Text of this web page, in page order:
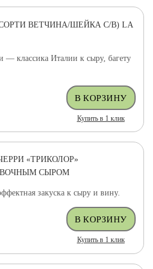
ВЕТЧИНА/ШЕЙКА С/В) LA
— классика Италии к сыру, багету
Купить в 1 клик
«ТРИКОЛОР»
СЫРОМ
закуска к сыру и вину.
Купить в 1 клик